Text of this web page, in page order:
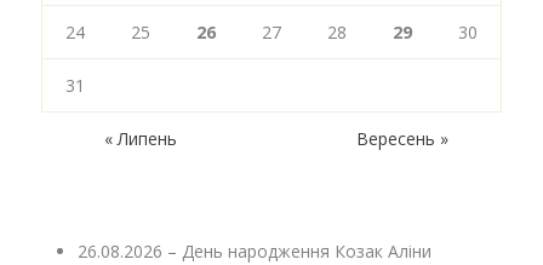
24 25 26 27 28 29 30
31
« Липень Вересень »
26.08.2026 – День народження Козак Аліни